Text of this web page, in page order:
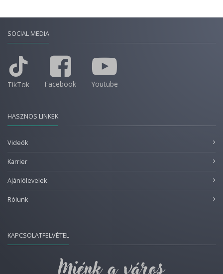
SOCIAL MEDIA
TikTok Facebook Youtube
HASZNOS LINKEK
Videók
Karrier
Ajánlólevelek
Rólunk
KAPCSOLATFELVÉTEL